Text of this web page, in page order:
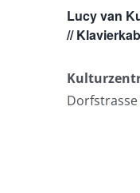
Lucy van
//